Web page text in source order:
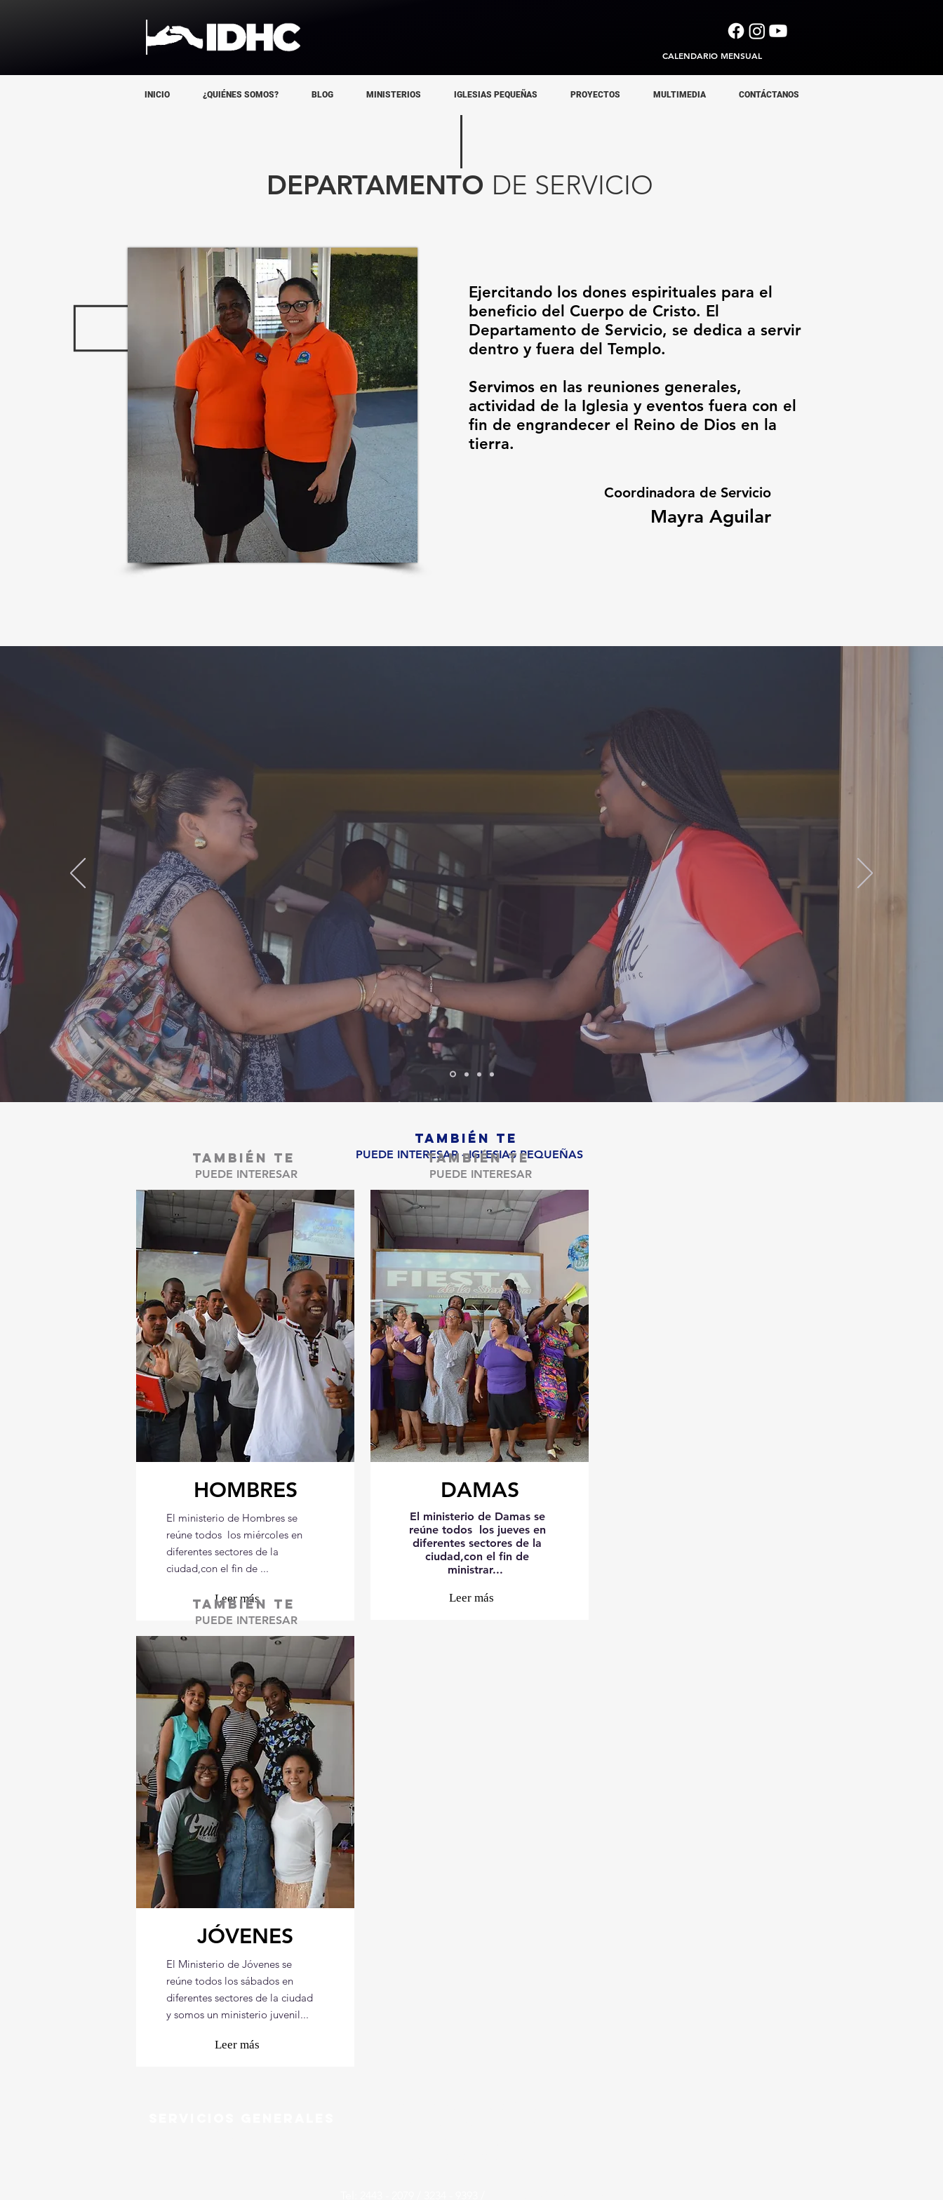
CALENDARIO MENSUAL
INICIO ¿QUIÉNES SOMOS? BLOG MINISTERIOS IGLESIAS PEQUEÑAS PROYECTOS MULTIMEDIA CONTÁCTANOS
DEPARTAMENTO DE SERVICIO
Ejercitando los dones espirituales para el
beneficio del Cuerpo de Cristo. El
Departamento de Servicio, se dedica a servir
dentro y fuera del Templo.
Servimos en las reuniones generales,
actividad de la Iglesia y eventos fuera con el
fin de engrandecer el Reino de Dios en la
tierra.
Coordinadora de Servicio
Mayra Aguilar
TAMBIÉN TE
PUEDE INTERESAR - IGLESIAS PEQUEÑAS
TAMBIÉN TE
PUEDE INTERESAR
HOMBRES
El ministerio de Hombres se
reúne todos los miércoles en
diferentes sectores de la
ciudad,con el fin de ...
Leer más
TAMBIÉN TE
PUEDE INTERESAR
DAMAS
El ministerio de Damas se
reúne todos los jueves en
diferentes sectores de la
ciudad,con el fin de
ministrar...
Leer más
TAMBIÉN TE
PUEDE INTERESAR
JÓVENES
El Ministerio de Jóvenes se
reúne todos los sábados en
diferentes sectores de la ciudad
y somos un ministerio juvenil...
Leer más